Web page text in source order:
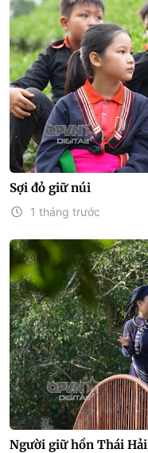
Sợi đỏ giữ núi
1 tháng trước
Người giữ hồn Thái Hải